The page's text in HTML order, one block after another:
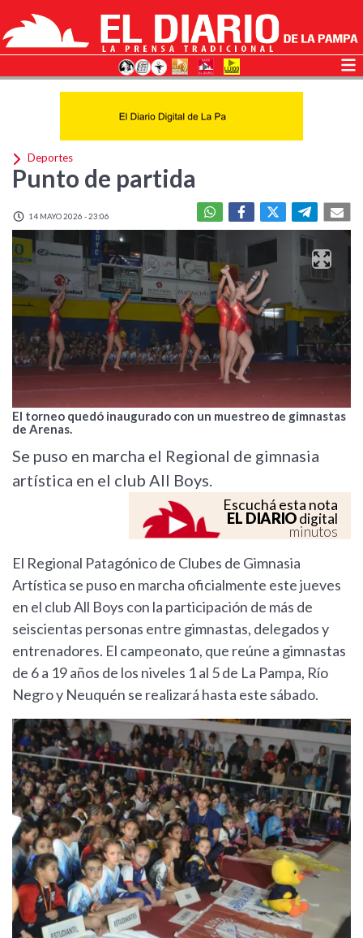
Deportes
Punto de partida
14 MAYO 2026 - 23:06
El torneo quedó inaugurado con un muestreo de gimnastas
de Arenas.
Se puso en marcha el Regional de gimnasia
artística en el club All Boys.
Escuchá esta nota
EL DIARIOdigital
minutos
El Regional Patagónico de Clubes de Gimnasia
Artística se puso en marcha oficialmente este jueves
en el club All Boys con la participación de más de
seiscientas personas entre gimnastas, delegados y
entrenadores. El campeonato, que reúne a gimnastas
de 6 a 19 años de los niveles 1 al 5 de La Pampa, Río
Negro y Neuquén se realizará hasta este sábado.